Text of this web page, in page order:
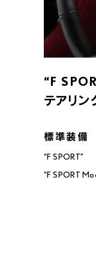
“F
テアリン
“F SPORT”
“F SPORT